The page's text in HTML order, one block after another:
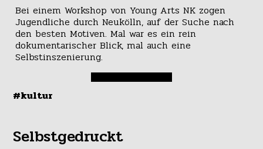
Bei einem Workshop von Young Arts NK zogen
Jugendliche durch Neukölln, auf der Suche nach
den besten Motiven. Mal war es ein rein
dokumentarischer Blick, mal auch eine
Selbstinszenierung.
#kultur
Selbstgedruckt